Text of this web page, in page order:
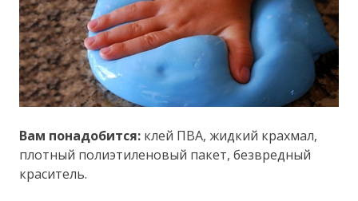
Вам понадобится: клей ПВА, жидкий крахмал,
плотный полиэтиленовый пакет, безвредный
краситель.